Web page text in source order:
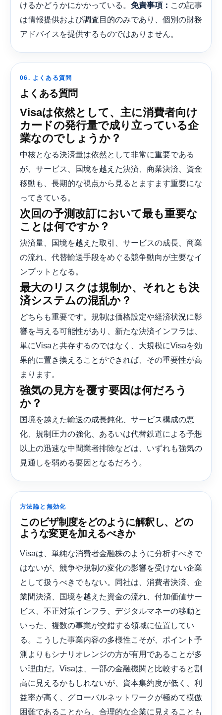
けるかどうかにかかっている。 免責事項： この記事
は情報提供および調査目的のみであり、個別の財務
アドバイスを提供するものではありません。
06. よくある質問
よくある質問
Visaは依然として、主に消費者向け
カードの発行量で成り立っている企
業なのでしょうか？
中核となる決済量は依然として非常に重要である
が、サービス、国境を越えた決済、商業決済、資金
移動も、長期的な視点から見るとますます重要にな
ってきている。
次回の予測改訂において最も重要な
ことは何ですか？
決済量、国境を越えた取引、サービスの成長、商業
の流れ、代替輸送手段をめぐる競争動向が主要なイ
ンプットとなる。
最大のリスクは規制か、それとも決
済システムの混乱か？
どちらも重要です。規制は価格設定や経済状況に影
響を与える可能性があり、新たな決済インフラは、
単にVisaと共存するのではなく、大規模にVisaを効
果的に置き換えることができれば、その重要性が高
まります。
強気の見方を覆す要因は何だろう
か？
国境を越えた輸送の成長鈍化、サービス構成の悪
化、規制圧力の強化、あるいは代替鉄道による予想
以上の迅速な中間業者排除などは、いずれも強気の
見通しを弱める要因となるだろう。
方法論と無効化
このビザ制度をどのように解釈し、どの
ような変更を加えるべきか
Visaは、単純な消費者金融株のように分析すべきで
はないが、競争や規制の変化の影響を受けない企業
として扱うべきでもない。同社は、消費者決済、企
業間決済、国境を越えた資金の流れ、付加価値サー
ビス、不正対策インフラ、デジタルマネーの移動と
いった、複数の事業が交錯する領域に位置してい
る。こうした事業内容の多様性こそが、ポイント予
測よりもシナリオレンジの方が有用であることが多
い理由だ。Visaは、一部の金融機関と比較すると割
高に見えるかもしれないが、資本集約度が低く、利
益率が高く、グローバルネットワークが極めて模倣
困難であることから、合理的な企業に見えることも